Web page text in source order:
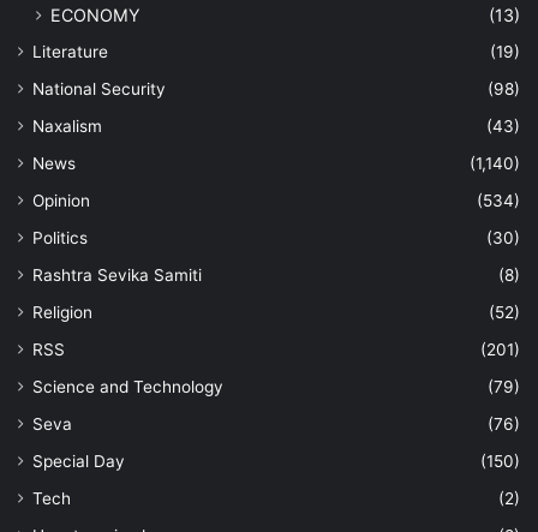
ECONOMY (13)
Literature
(19)
National Security
(98)
Naxalism
(43)
News
(1,140)
Opinion
(534)
Politics
(30)
Rashtra Sevika Samiti
(8)
Religion
(52)
RSS
(201)
Science and Technology
(79)
Seva
(76)
Special Day
(150)
Tech
(2)